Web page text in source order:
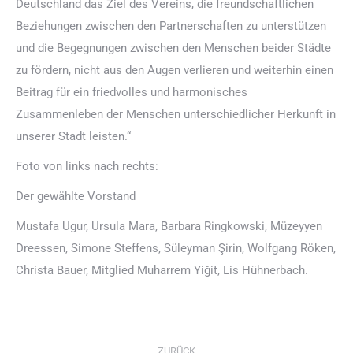
Deutschland das Ziel des Vereins, die freundschaftlichen
Beziehungen zwischen den Partnerschaften zu unterstützen
und die Begegnungen zwischen den Menschen beider Städte
zu fördern, nicht aus den Augen verlieren und weiterhin einen
Beitrag für ein friedvolles und harmonisches
Zusammenleben der Menschen unterschiedlicher Herkunft in
unserer Stadt leisten.“
Foto von links nach rechts:
Der gewählte Vorstand
Mustafa Ugur, Ursula Mara, Barbara Ringkowski, Müzeyyen
Dreessen, Simone Steffens, Süleyman Şirin, Wolfgang Röken,
Christa Bauer, Mitglied Muharrem Yiğit, Lis Hühnerbach.
Kommentarnavigation